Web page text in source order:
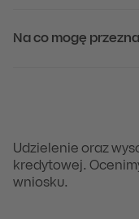
Na co mogę
Udzielenie oraz
kredytowej.
wniosku.